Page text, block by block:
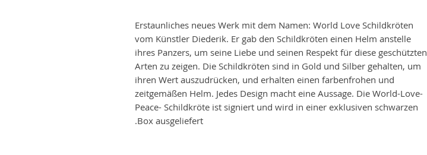
Erstaunliches neues Werk mit dem Namen: World Love Schildkröten
vom Künstler Diederik. Er gab den Schildkröten einen Helm anstelle
ihres Panzers, um seine Liebe und seinen Respekt für diese geschützten
Arten zu zeigen. Die Schildkröten sind in Gold und Silber gehalten, um
ihren Wert auszudrücken, und erhalten einen farbenfrohen und
zeitgemäßen Helm. Jedes Design macht eine Aussage. Die World-Love-
Peace- Schildkröte ist signiert und wird in einer exklusiven schwarzen
Box ausgeliefert.